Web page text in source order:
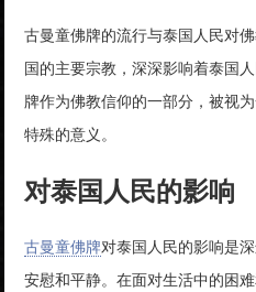
古曼童佛牌的流行与泰国人民对
国的主要宗教，深深影响着泰国
牌作为佛教信仰的一部分，被视
特殊的意义。
对泰国人民的影响
古曼童佛牌对泰国人民的影响是
安慰和平静。在面对生活中的困